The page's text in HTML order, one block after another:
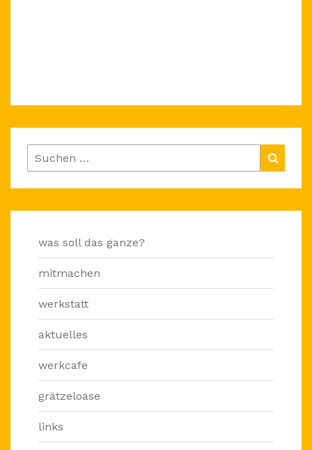
Suchen
nach:
was soll das ganze?
mitmachen
werkstatt
aktuelles
werkcafe
grätzeloase
links